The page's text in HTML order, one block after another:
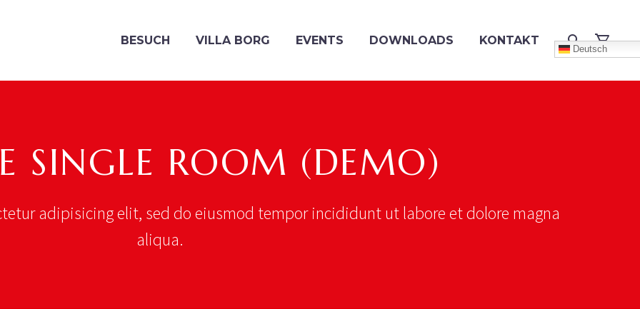
BESUCH VILLA BORG EVENTS DOWNLOADS KONTAKT
Deutsch
SINGLE ROOM (DEMO)
adipisicing elit, sed do eiusmod tempor incididunt ut labore et dolore magna
aliqua.